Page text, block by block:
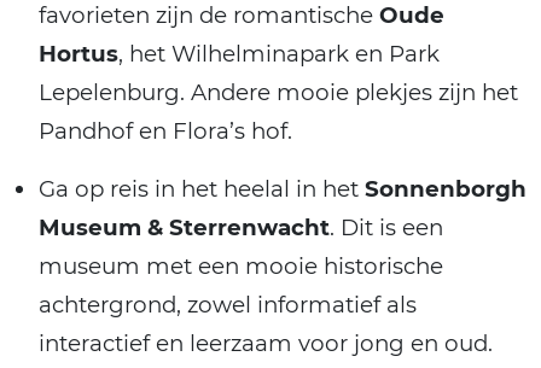
favorieten zijn de romantische Oude
Hortus, het Wilhelminapark en Park
Lepelenburg. Andere mooie plekjes zijn het
Pandhof en Flora’s hof.
Ga op reis in het heelal in het Sonnenborgh
Museum & Sterrenwacht. Dit is een
museum met een mooie historische
achtergrond, zowel informatief als
interactief en leerzaam voor jong en oud.